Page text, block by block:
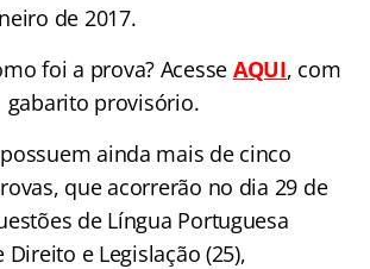
de 2017.
foi a prova? Acesse AQUI, com
gabarito provisório.
ainda mais de cinco
que acorrerão no dia 29 de
de Língua Portuguesa
Direito e Legislação (25),